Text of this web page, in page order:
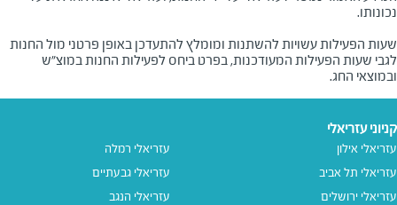
שעות הפעילות עשויות להשתנות ומומלץ להתעדכן באופן פרטני מול החנות
לגבי שעות הפעילות המעודכנות, בפרט ביחס לפעילות החנות במוצ"ש
ובמוצאי החג.
קניוני עזריאלי
עזריאלי אילון
עזריאלי תל אביב
עזריאלי ירושלים
עזריאלי רמלה
עזריאלי גבעתיים
עזריאלי הנגב